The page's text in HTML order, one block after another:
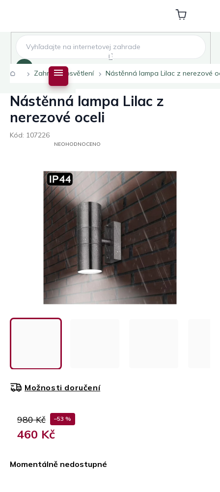
Nákupní
košík
DomůZahradní osvětlení Nástěnná lampa Lilac z nerezové
Nástěnná lampa Lilac z
nerezové oceli
Kód: 107226
PRŮMĚRNÉ
HVĚZDIČEK.
NEOHODNOCENO
980 Kč –53 %
460 Kč
Momentálně nedostupné
Možnosti doručení